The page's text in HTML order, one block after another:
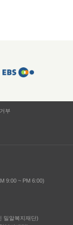
부
9:00 ~ PM 6:00)
밀알복지재단)